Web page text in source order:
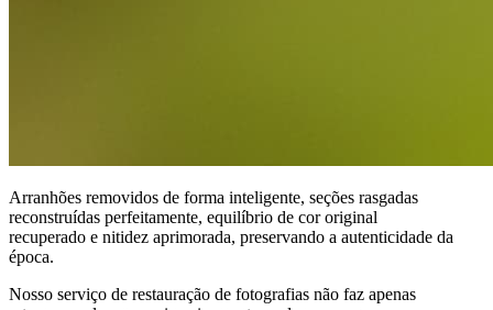
Arranhões removidos de forma inteligente, seções rasgadas
reconstruídas perfeitamente, equilíbrio de cor original
recuperado e nitidez aprimorada, preservando a autenticidade da
época.
Nosso serviço de restauração de fotografias não faz apenas